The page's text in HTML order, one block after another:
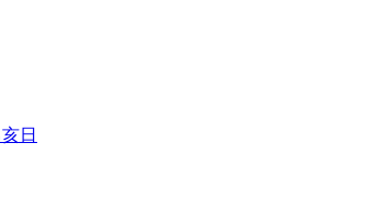
日